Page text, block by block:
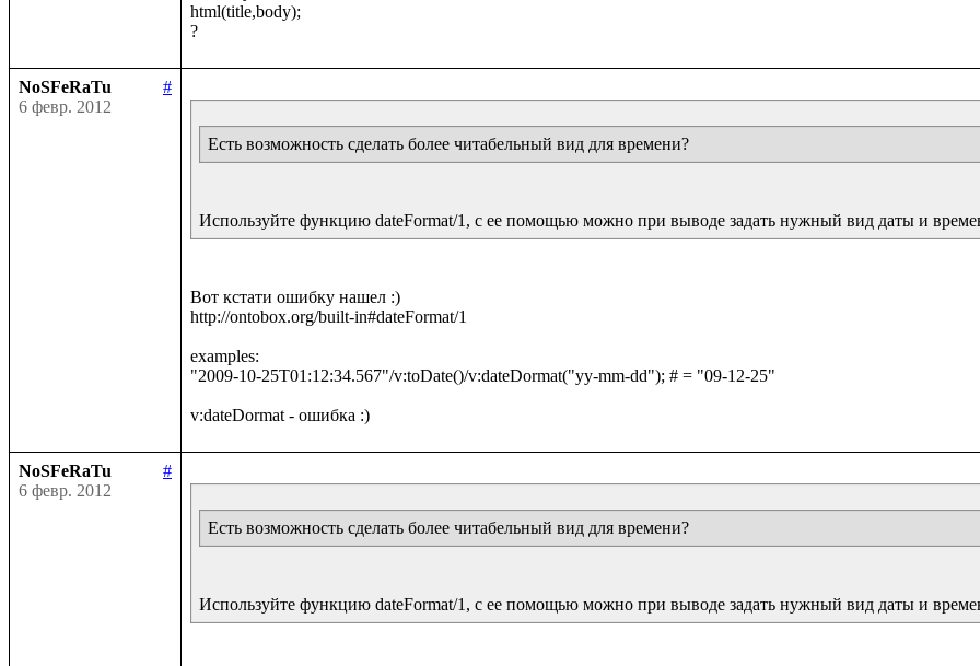
html(title,body);
NoSFeRaTu
#
6 февр. 2012
Есть возможность сделать более читабельный вид для времени?
Используйте функцию dateFormat/1, с ее помощью можно при выводе задать нужный вид даты и
Вот кстати ошибку нашел :)
http://ontobox.org/built-in#dateFormat/1
examples:
"2009-10-25T01:12:34.567"/v:toDate()/v:dateDormat("yy-mm-dd"); # = "09-12-25"
NoSFeRaTu
#
6 февр. 2012
Есть возможность сделать более читабельный вид для времени?
Используйте функцию dateFormat/1, с ее помощью можно при выводе задать нужный вид даты и